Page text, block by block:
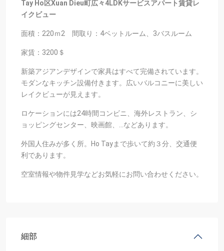
Tay Ho区Xuan Dieu町広々4LDKサービスアパート賃貸レ
イクビュー
面積：220ｍ2 間取り：4ベットルーム、3バスルーム
家賃：3200＄
新築アジアンデザインで家具はすべて完備されています。
モダンなキッチン設備付きます。広いバルコニーに美しい
レイクビューが見えます。
ロケーションには24時間コンビニ、海外レストラン、シ
ョッピングセンター、映画館、…などあります。
外国人住みが多く所。Ho Tayまで歩いて約３分、交通便
利であります。
空室情報や物件見学などお気軽にお問い合わせください。
細部